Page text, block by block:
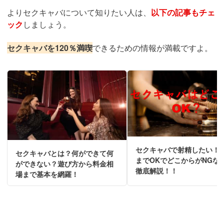
よりセクキャバについて知りたい人は、 以下の記事もチェ
ック しましょう。
セクキャバを120％満喫できるための情報が満載ですよ。
セクキャバとは？何ができて何
ができない？遊び方から料金相
場まで基本を網羅！
セクキャバで射精したい！
までOKでどこからがNGな
徹底解説！！